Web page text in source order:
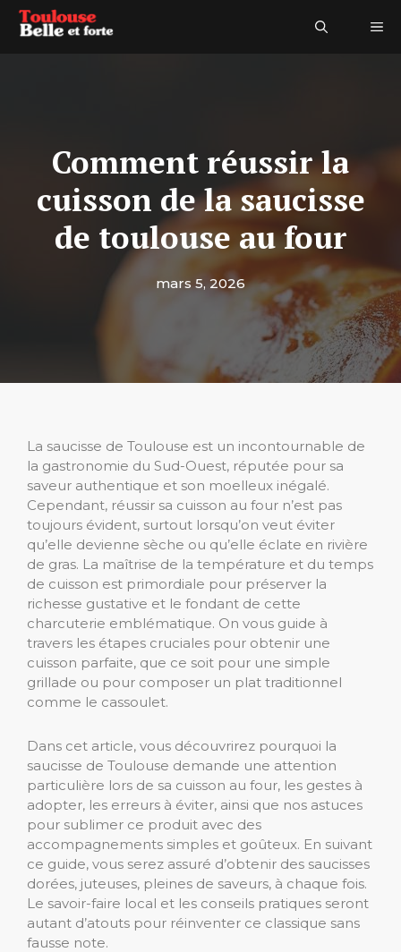
Aller
Comment réussir la
cuisson de la saucisse
de toulouse au four
mars 5, 2026
La saucisse de Toulouse est un incontournable de
la gastronomie du Sud-Ouest, réputée pour sa
saveur authentique et son moelleux inégalé.
Cependant, réussir sa cuisson au four n’est pas
toujours évident, surtout lorsqu’on veut éviter
qu’elle devienne sèche ou qu’elle éclate en rivière
de gras. La maîtrise de la température et du temps
de cuisson est primordiale pour préserver la
richesse gustative et le fondant de cette
charcuterie emblématique. On vous guide à
travers les étapes cruciales pour obtenir une
cuisson parfaite, que ce soit pour une simple
grillade ou pour composer un plat traditionnel
comme le cassoulet.
Dans cet article, vous découvrirez pourquoi la
saucisse de Toulouse demande une attention
particulière lors de sa cuisson au four, les gestes à
adopter, les erreurs à éviter, ainsi que nos astuces
pour sublimer ce produit avec des
accompagnements simples et goûteux. En suivant
ce guide, vous serez assuré d’obtenir des saucisses
dorées, juteuses, pleines de saveurs, à chaque fois.
Le savoir-faire local et les conseils pratiques seront
autant d’atouts pour réinventer ce classique sans
fausse note.